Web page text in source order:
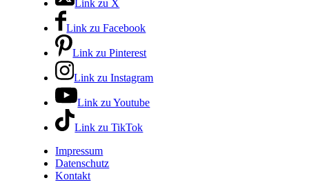
Link zu X
Link zu Facebook
Link zu Pinterest
Link zu Instagram
Link zu Youtube
Link zu TikTok
Impressum
Datenschutz
Kontakt